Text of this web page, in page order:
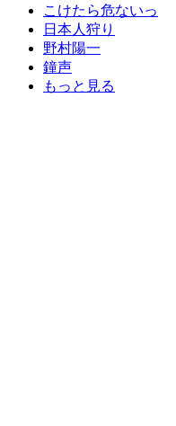
こけたら危ないっ
日本人狩り
野村陽一
鐘声
もっと見る